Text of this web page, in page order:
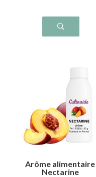
Arôme alimentaire
Nectarine